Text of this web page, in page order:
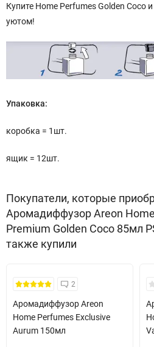
Купите Home Perfumes Golden
уютом!
Упаковка:
коробка = 1шт.
ящик = 12шт.
Покупатели, которые
Аромадиффузор Areon
Premium Golden Coco 85мл
также купили
2
Аромадиффузор Areon
Home Perfumes Exclusive
Aurum 150мл